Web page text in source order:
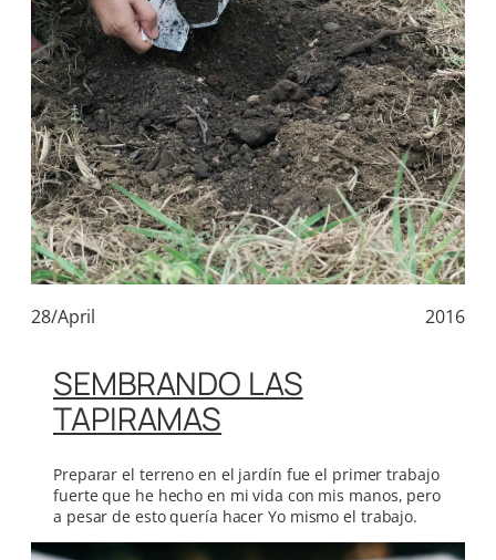
28/April 2016
SEMBRANDO LAS
TAPIRAMAS
Preparar el terreno en el jardín fue el primer trabajo
fuerte que he hecho en mi vida con mis manos, pero
a pesar de esto quería hacer Yo mismo el trabajo.